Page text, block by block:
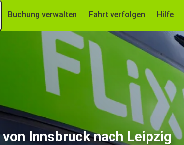
Buchung verwalten Fahrt verfolgen Hilfe
von Innsbruck nach Leipzig